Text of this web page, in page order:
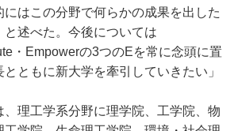
はこの分野で何らかの成果を出した
と述べた。今後については
・Empowerの3つのEを常に念頭に置
ともに新大学を牽引していきたい」
理工学系分野に理学院、工学院、物